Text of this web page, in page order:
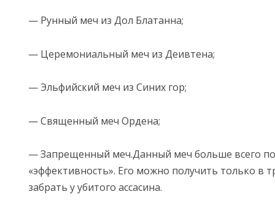
— Рунный меч из Дол Блатанна;
— Церемониальный меч из Деивтена;
— Эльфийский меч из Синих гор;
— Священный меч Ордена;
— Запрещенный меч.Данный меч больше всего
«эффективность». Его можно получить только в
забрать у убитого ассасина.